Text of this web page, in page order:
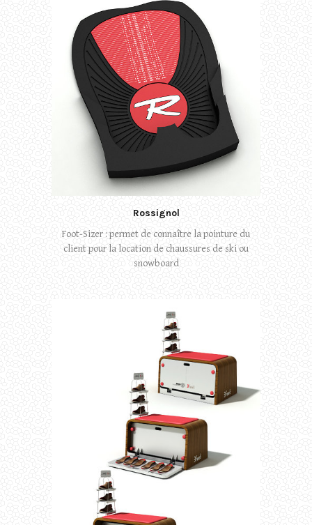
Rossignol
Foot-Sizer : permet de connaître la pointure du
client pour la location de chaussures de ski ou
snowboard